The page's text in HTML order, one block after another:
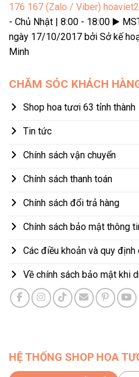
176 167 (Zalo / Viber)
- Chủ Nhật | 8:00 - 18:00 ▶️
ngày 17/10/2017 bởi Sở kế
Minh
CHĂM SÓC KHÁCH
Shop hoa tươi 63 tỉnh thành
Tin tức
Chính sách vận chuyển
Chính sách thanh toán
Chính sách đổi trả hàng
Chính sách bảo mật thông
Các điều khoản và quy định
Về chính sách bảo mật khi
HỆ THỐNG SHOP HOA